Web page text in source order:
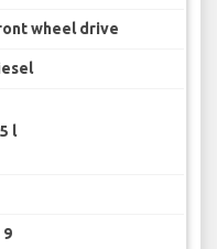
wheel drive
l
9